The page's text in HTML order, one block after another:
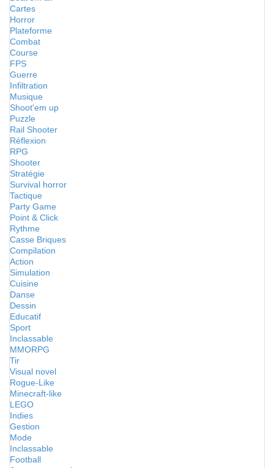
Cartes
Horror
Plateforme
Combat
Course
FPS
Guerre
Infiltration
Musique
Shoot'em up
Puzzle
Rail Shooter
Réflexion
RPG
Shooter
Stratégie
Survival horror
Tactique
Party Game
Point & Click
Rythme
Casse Briques
Compilation
Action
Simulation
Cuisine
Danse
Dessin
Educatif
Sport
Inclassable
MMORPG
Tir
Visual novel
Rogue-Like
Minecraft-like
LEGO
Indies
Gestion
Mode
Inclassable
Football